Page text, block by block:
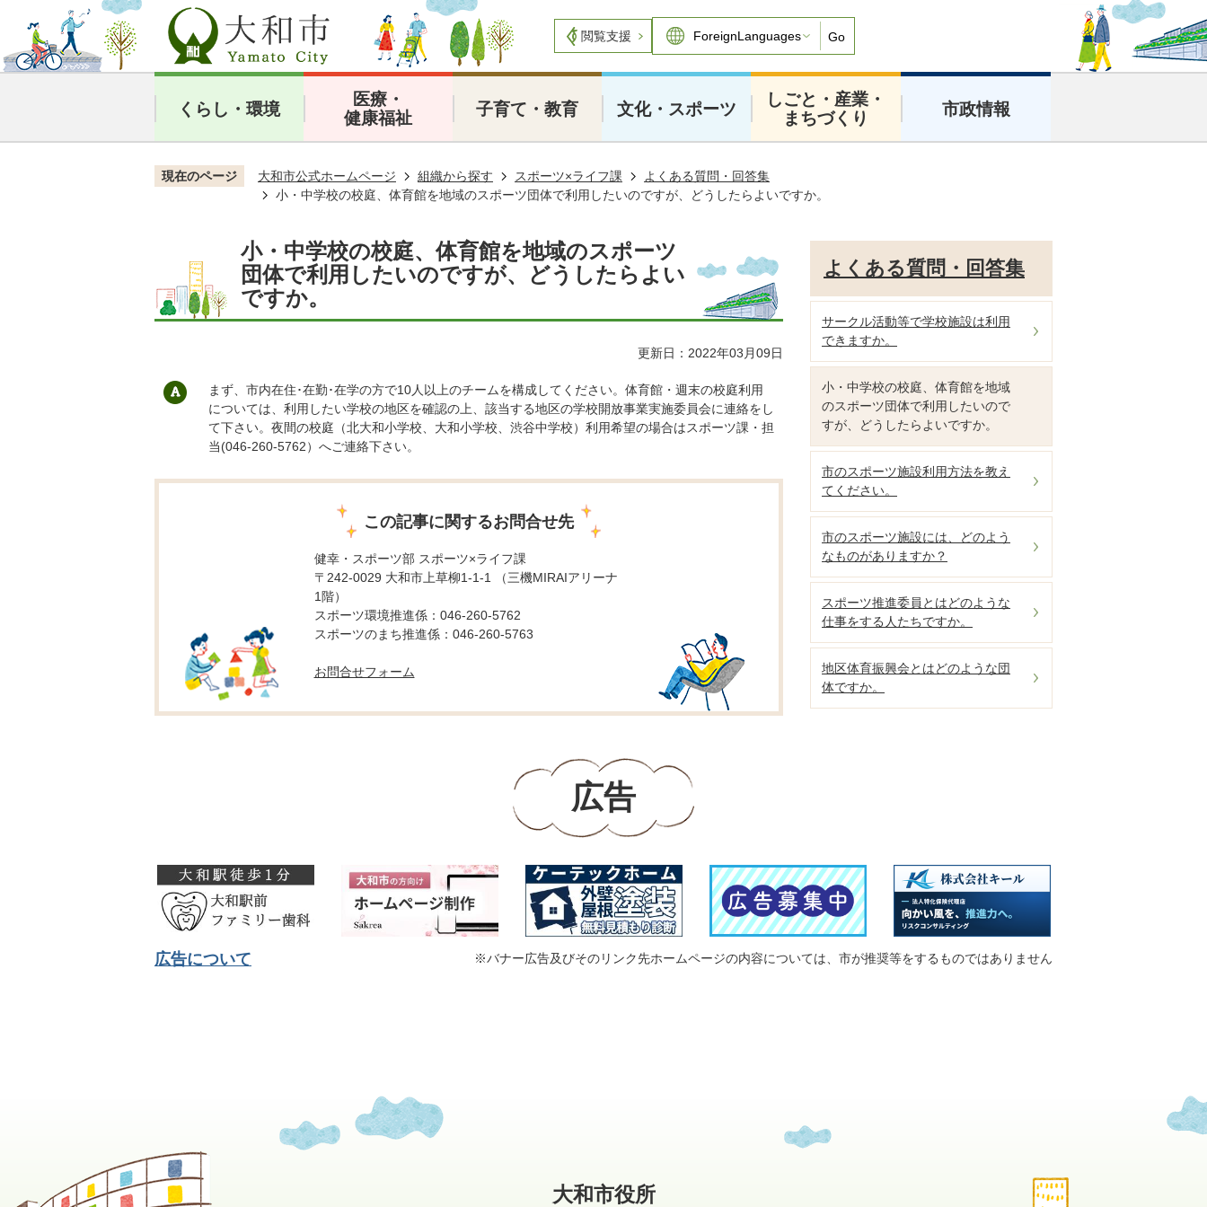
閲覧支援 Go
くらし・環境
医療・
健康福祉
子育て・教育 文化・スポーツ
しごと・産業・
まちづくり
市政情報
現在のページ 大和市公式ホームページ 組織から探す スポーツ×ライフ課
よくある質問・回答集
小・中学校の校庭、体育館を地域のスポーツ団体で利用したいのですが、どうしたらよいですか。
小・中学校の校庭、体育館を地域のスポーツ
団体で利用したいのですが、どうしたらよい
ですか。
更新日：2022年03月09日
まず、市内在住･在勤･在学の方で10人以上のチームを構成してください。体育館・週末の校庭利用
については、利用したい学校の地区を確認の上、該当する地区の学校開放事業実施委員会に連絡をし
て下さい。夜間の校庭（北大和小学校、大和小学校、渋谷中学校）利用希望の場合はスポーツ課・担
当(046-260-5762）へご連絡下さい。
この記事に関するお問合せ先
健幸・スポーツ部 スポーツ×ライフ課
〒242-0029 大和市上草柳1-1-1 （三機MIRAIアリーナ
1階）
スポーツ環境推進係：046-260-5762
スポーツのまち推進係：046-260-5763
お問合せフォーム
よくある質問・回答集
サークル活動等で学校施設は利用
できますか。
小・中学校の校庭、体育館を地域
のスポーツ団体で利用したいので
すが、どうしたらよいですか。
市のスポーツ施設利用方法を教え
てください。
市のスポーツ施設には、どのよう
なものがありますか？
スポーツ推進委員とはどのような
仕事をする人たちですか。
地区体育振興会とはどのような団
体ですか。
広告
広告について ※バナー広告及びそのリンク先ホームページの内容については、市が推奨等をするものではありません
大和市役所